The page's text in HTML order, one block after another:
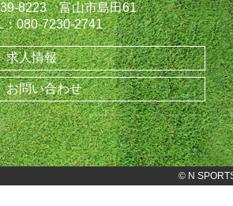
8223 富山市島田61
：080-7230-2741
求人情報
お問い合わせ
© N